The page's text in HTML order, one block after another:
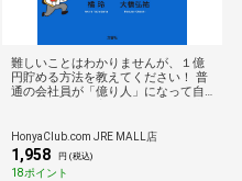
難しいことはわかりませんが、１億
円貯める方法を教えてください！ 普
通の会社員が「億り人」になって自
HonyaClub.com JRE MALL店
1,958 円 (税込)
18ポイント